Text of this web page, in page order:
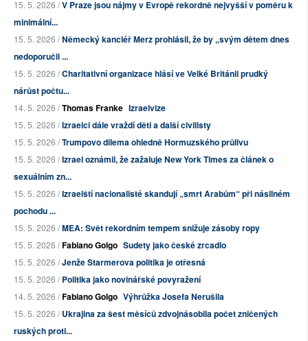
15. 5. 2026 /V Praze jsou nájmy v Evropě rekordně nejvyšší v poměru k
minimální...
15. 5. 2026 /Německý kancléř Merz prohlásil, že by „svým dětem dnes
nedoporučil ...
15. 5. 2026 /Charitativní organizace hlásí ve Velké Británii prudký
nárůst počtu...
14. 5. 2026 /Thomas Franke Izraelvize
15. 5. 2026 /Izraelci dále vraždí děti a další civilisty
15. 5. 2026 /Trumpovo dilema ohledně Hormuzského průlivu
15. 5. 2026 /Izrael oznámil, že zažaluje New York Times za článek o
sexuálním zn...
15. 5. 2026 /Izraelští nacionalisté skandují „smrt Arabům“ při násilném
pochodu ...
15. 5. 2026 /MEA: Svět rekordním tempem snižuje zásoby ropy
15. 5. 2026 /Fabiano Golgo Sudety jako české zrcadlo
15. 5. 2026 /Jenže Starmerova politika je otřesná
15. 5. 2026 /Politika jako novinářské povyražení
14. 5. 2026 /Fabiano Golgo Výhrůžka Josefa Nerušila
15. 5. 2026 /Ukrajina za šest měsíců zdvojnásobila počet zničených
ruských proti...